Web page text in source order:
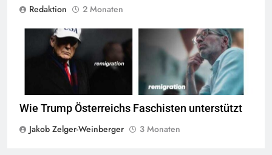
Redaktion
2 Monaten
screenshot © Kontrast
Wie Trump Österreichs Faschisten unterstützt
Jakob Zelger-Weinberger
3 Monaten